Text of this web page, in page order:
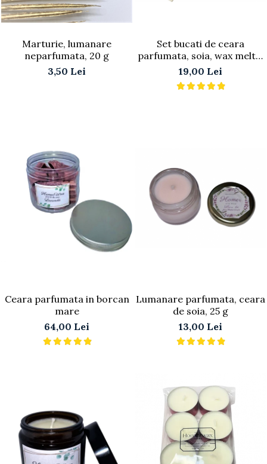
Marturie, lumanare
neparfumata, 20 g
3,50 Lei
Set bucati de ceara
parfumata, soia, wax melts,
25 g
19,00 Lei
Ceara parfumata in borcan
mare
64,00 Lei
Lumanare parfumata, ceara
de soia, 25 g
13,00 Lei